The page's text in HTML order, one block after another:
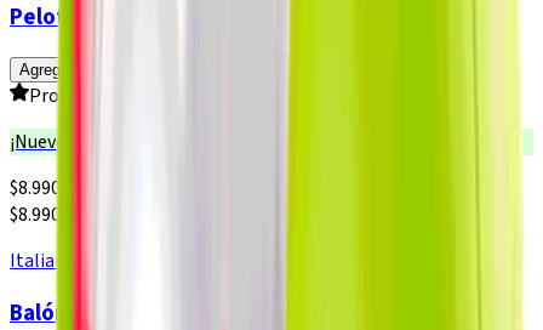
Pelota Vóley Dribbling Soft Touch Italy
Agregar
Producto sin calificar
¡Nuevo!
$8.990
$8.990 x un
Italiana
Balón de Fútbol Italiana Profesional